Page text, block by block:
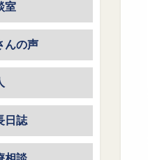
室
んの声
日誌